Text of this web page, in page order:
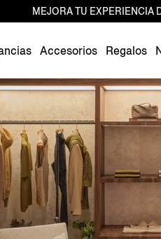
MEJORA TU EXPERIENCIA
Accesorios Regalos